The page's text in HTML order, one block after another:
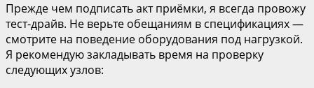
Прежде чем подписать акт приёмки, я всегда провожу
тест-драйв. Не верьте обещаниям в спецификациях —
смотрите на поведение оборудования под нагрузкой.
Я рекомендую закладывать время на проверку
следующих узлов: